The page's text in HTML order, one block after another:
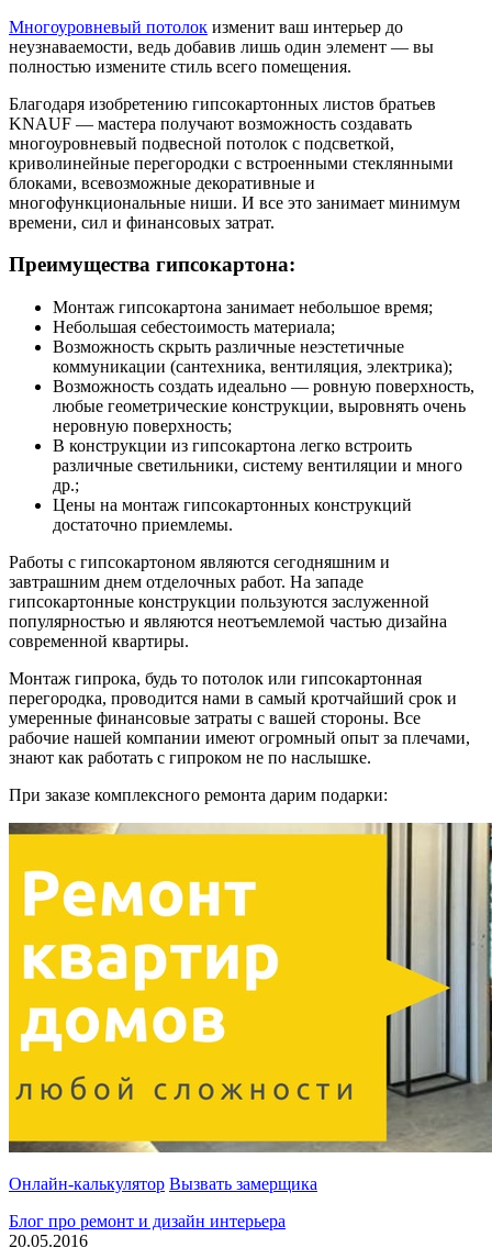
Многоуровневый потолок изменит ваш интерьер до
неузнаваемости, ведь добавив лишь один элемент — вы
полностью измените стиль всего помещения.
Благодаря изобретению гипсокартонных листов братьев
KNAUF — мастера получают возможность создавать
многоуровневый подвесной потолок с подсветкой,
криволинейные перегородки с встроенными стеклянными
блоками, всевозможные декоративные и
многофункциональные ниши. И все это занимает минимум
времени, сил и финансовых затрат.
Преимущества гипсокартона:
Монтаж гипсокартона занимает небольшое время;
Небольшая себестоимость материала;
Возможность скрыть различные неэстетичные
коммуникации (сантехника, вентиляция, электрика);
Возможность создать идеально — ровную поверхность,
любые геометрические конструкции, выровнять очень
неровную поверхность;
В конструкции из гипсокартона легко встроить
различные светильники, систему вентиляции и много
др.;
Цены на монтаж гипсокартонных конструкций
достаточно приемлемы.
Работы с гипсокартоном являются сегодняшним и
завтрашним днем отделочных работ. На западе
гипсокартонные конструкции пользуются заслуженной
популярностью и являются неотъемлемой частью дизайна
современной квартиры.
Монтаж гипрока, будь то потолок или гипсокартонная
перегородка, проводится нами в самый кротчайший срок и
умеренные финансовые затраты с вашей стороны. Все
рабочие нашей компании имеют огромный опыт за плечами,
знают как работать с гипроком не по наслышке.
При заказе комплексного ремонта дарим подарки:
Онлайн-калькулятор Вызвать замерщика
Блог про ремонт и дизайн интерьера
20.05.2016